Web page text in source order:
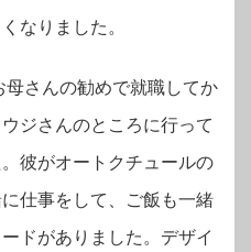
なりました。
母さんの勧めで就職してか
ジさんのところに行って
彼がオートクチュールの
仕事をして、ご飯も一緒
ドがありました。デザイ